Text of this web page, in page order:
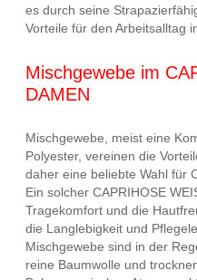
es durch seine
Vorteile für den Arbeitsalltag
Mischgewebe im
DAMEN
Mischgewebe, meist eine
Polyester, vereinen die
daher eine beliebte Wahl für
Ein solcher CAPRIHOSE
Tragekomfort und die
die Langlebigkeit und
Mischgewebe sind in der
reine Baumwolle und